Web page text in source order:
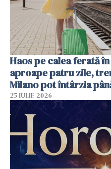
Haos pe calea ferată
aproape patru zile,
Milano pot întârzia
25 IULIE 2026